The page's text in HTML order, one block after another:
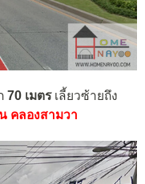
70 เมตรเลี้ยวซ้ายถึง
คลองสามวา